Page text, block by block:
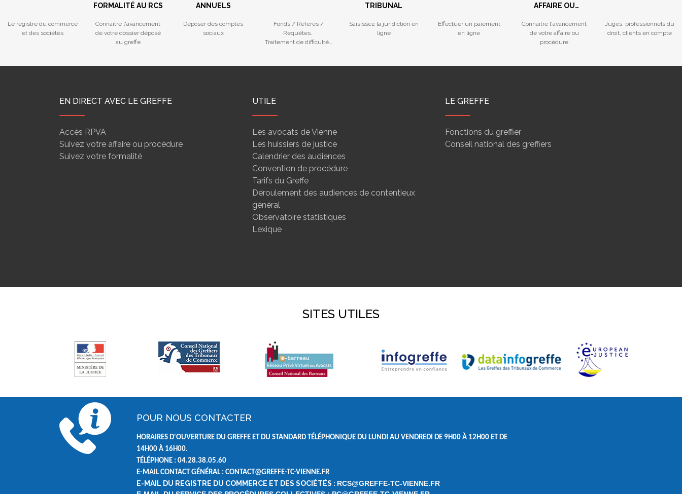
Le registre du commerce
et des sociétés
FORMALITÉ AU RCS
Connaitre l'avancement
de votre dossier déposé
au greffe
ANNUELS
Déposer des comptes
sociaux
Fonds / Référés /
Requêtes.
Traitement de difficultés
TRIBUNAL
Saisissez la juridiction en
ligne
Effectuer un paiement
en ligne
AFFAIRE OU
Connaitre l'avancement
de votre affaire ou
procédure
Juges, professionnels du
droit, clients en compte
EN DIRECT AVEC LE GREFFE
Accès RPVA
Suivez votre affaire ou procédure
Suivez votre formalité
UTILE
Les avocats de Vienne
Les huissiers de justice
Calendrier des audiences
Convention de procédure
Tarifs du Greffe
Déroulement des audiences de contentieux
général
Observatoire statistiques
Lexique
LE GREFFE
Fonctions du greffier
Conseil national des greffiers
SITES UTILES
POUR NOUS CONTACTER
HORAIRES D'OUVERTURE DU GREFFE ET DU STANDARD TÉLÉPHONIQUE DU LUNDI AU VENDREDI DE 9H00 À 12H00 ET DE
14H00 À 16H00.
TÉLÉPHONE : 04.28.38.05.60
E-MAIL CONTACT GÉNÉRAL : CONTACT@GREFFE-TC-VIENNE.FR
E-MAIL DU REGISTRE DU COMMERCE ET DES SOCIÉTÉS : RCS@GREFFE-TC-VIENNE.FR